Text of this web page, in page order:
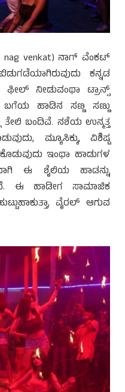
nag venkat) ನಾಗ್ ವೆಂಕಟ್
ಕನ್ನಡ
ನೀಡುವಂಥಾ ಟ್ರಾನ್ಸ್
ಹಾಡಿನ ಸಣ್ಣ ಸಣ್ಣು
ತೇಲಿ ಬಂದಿವೆ. ನಶೆಯ ಉನ್ಮತ್ತ
ಮ್ಯೂಸಿಕ್ಕು, ವಿಶಿಷ್ಟ
ಇಂಥಾ ಹಾಡುಗಳ
ಈ ಶೈಲಿಯ ಹಾಡನ್ನು
ಈ ಹಾಡೀಗ ಸಾಮಾಜಿಕ
ವೈರಲ್ ಆಗುವ